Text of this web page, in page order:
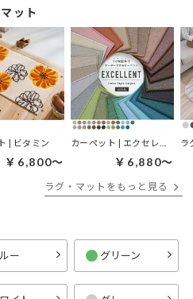
ット
| ビタミン
￥6,800～ ￥6,880～
ラ
ラグ・マットをもっと見る
ー グリーン